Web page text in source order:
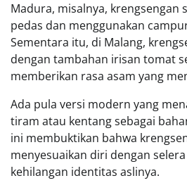
Madura, misalnya, krengsengan
pedas dan menggunakan
Sementara itu, di Malang,
dengan tambahan irisan tomat
memberikan rasa asam yang
Ada pula versi modern yang
tiram atau kentang sebagai
ini membuktikan bahwa
menyesuaikan diri dengan
kehilangan identitas aslinya.